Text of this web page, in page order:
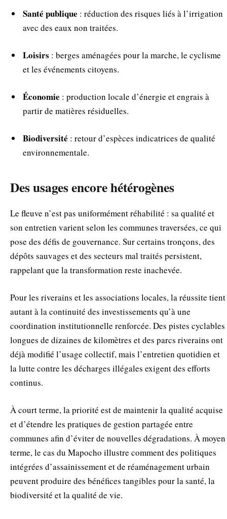
Santé publique : réduction des risques liés à l’irrigation
avec des eaux non traitées.
Loisirs : berges aménagées pour la marche, le cyclisme
et les événements citoyens.
Économie : production locale d’énergie et engrais à
partir de matières résiduelles.
Biodiversité : retour d’espèces indicatrices de qualité
environnementale.
Des usages encore hétérogènes
Le fleuve n’est pas uniformément réhabilité : sa qualité et
son entretien varient selon les communes traversées, ce qui
pose des défis de gouvernance. Sur certains tronçons, des
dépôts sauvages et des secteurs mal traités persistent,
rappelant que la transformation reste inachevée.
Pour les riverains et les associations locales, la réussite tient
autant à la continuité des investissements qu’à une
coordination institutionnelle renforcée. Des pistes cyclables
longues de dizaines de kilomètres et des parcs riverains ont
déjà modifié l’usage collectif, mais l’entretien quotidien et
la lutte contre les décharges illégales exigent des efforts
continus.
À court terme, la priorité est de maintenir la qualité acquise
et d’étendre les pratiques de gestion partagée entre
communes afin d’éviter de nouvelles dégradations. À moyen
terme, le cas du Mapocho illustre comment des politiques
intégrées d’assainissement et de réaménagement urbain
peuvent produire des bénéfices tangibles pour la santé, la
biodiversité et la qualité de vie.